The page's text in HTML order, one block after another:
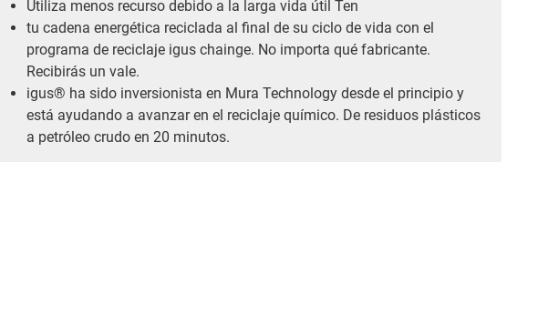
Utiliza menos recurso debido a la larga vida útil Ten
tu cadena energética reciclada al final de su ciclo de vida con el
programa de reciclaje igus chainge. No importa qué fabricante.
Recibirás un vale.
igus® ha sido inversionista en Mura Technology desde el principio y
está ayudando a avanzar en el reciclaje químico. De residuos plásticos
a petróleo crudo en 20 minutos.